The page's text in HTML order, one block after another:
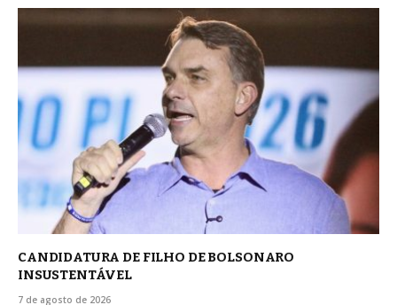
CANDIDATURA DE FILHO DE BOLSONARO
INSUSTENTÁVEL
7 de agosto de 2026